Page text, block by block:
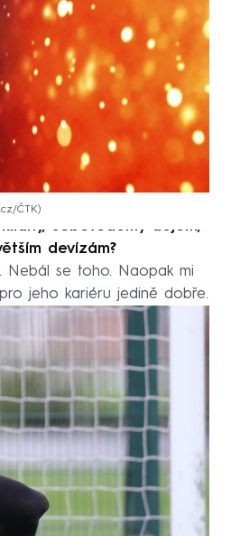
ČTK
sebevědomý dojem,
devízám?
Nebál se toho. Naopak mi
jeho kariéru jedině dobře.